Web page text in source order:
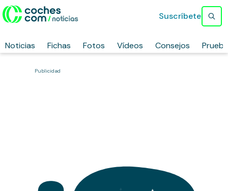
Noticias Fichas Fotos Vídeos Consejos
Suscríbete
Publicidad